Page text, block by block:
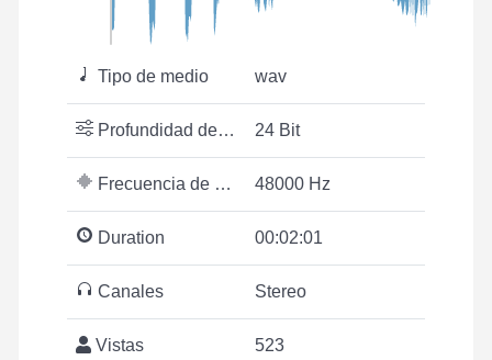
Tipo de medio wav
Profundidad de bits 24 Bit
Frecuencia de muestreo 48000 Hz
Duration 00:02:01
Canales Stereo
Vistas 523